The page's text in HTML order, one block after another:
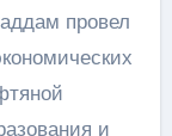
провел
и